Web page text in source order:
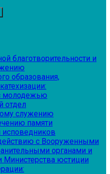
благотворительности и
образования,
молодежью
отдел
служению
памяти
с Вооруженными
органами и
Министерства юстиции